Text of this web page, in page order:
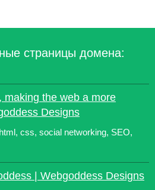
страницы домена:
making the web a more
Designs
css, social networking, SEO,
| Webgoddess Designs